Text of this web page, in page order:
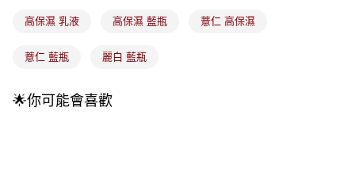
2.基於同意付款使用「大哥付你分期」之契約關係目的，商店將以您的個人
由本公司與您本人進行分期帳單所需資料之確認、核對及更正。
3.完整用戶服務條款，請詳閱以下連結：
每筆NT$100，滿NT$899(含以上)免運費
每筆NT$100，滿NT$399(含以上)免運費
高保濕 乳液 高保濕 藍瓶 薏仁 高保濕
薏仁 藍瓶 麗白 藍瓶
🌟你可能會喜歡